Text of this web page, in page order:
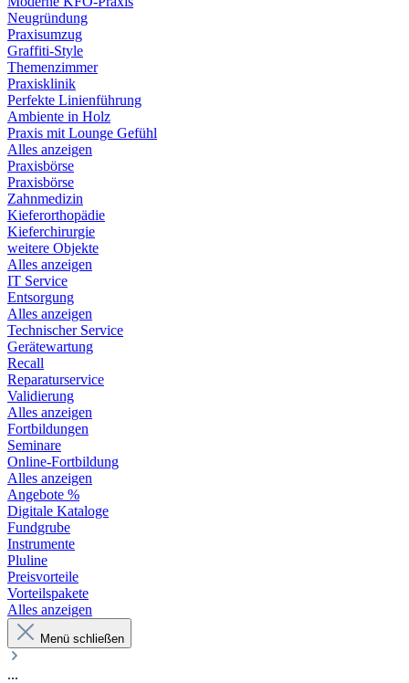
Neugründung
Praxisumzug
Graffiti-Style
Themenzimmer
Praxisklinik
Perfekte Linienführung
Ambiente in Holz
Praxis mit Lounge Gefühl
Alles anzeigen
Praxisbörse
Praxisbörse
Zahnmedizin
Kieferorthopädie
Kieferchirurgie
weitere Objekte
Alles anzeigen
IT Service
Entsorgung
Alles anzeigen
Technischer Service
Gerätewartung
Recall
Reparaturservice
Validierung
Alles anzeigen
Fortbildungen
Seminare
Online-Fortbildung
Alles anzeigen
Angebote %
Digitale Kataloge
Fundgrube
Instrumente
Pluline
Preisvorteile
Vorteilspakete
Alles anzeigen
Menü schließen
...